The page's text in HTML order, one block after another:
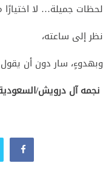
لحظات جميلة… لا اختيارًا
نظر إلى ساعته،
وبهدوءٍ، سار دون أن
نجمه آل درويش/